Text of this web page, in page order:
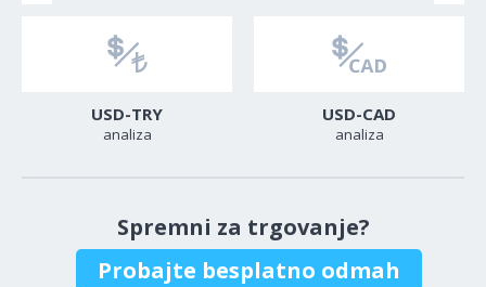
USD-TRY
analiza
USD-CAD
analiza
Spremni za trgovanje?
Probajte besplatno odmah